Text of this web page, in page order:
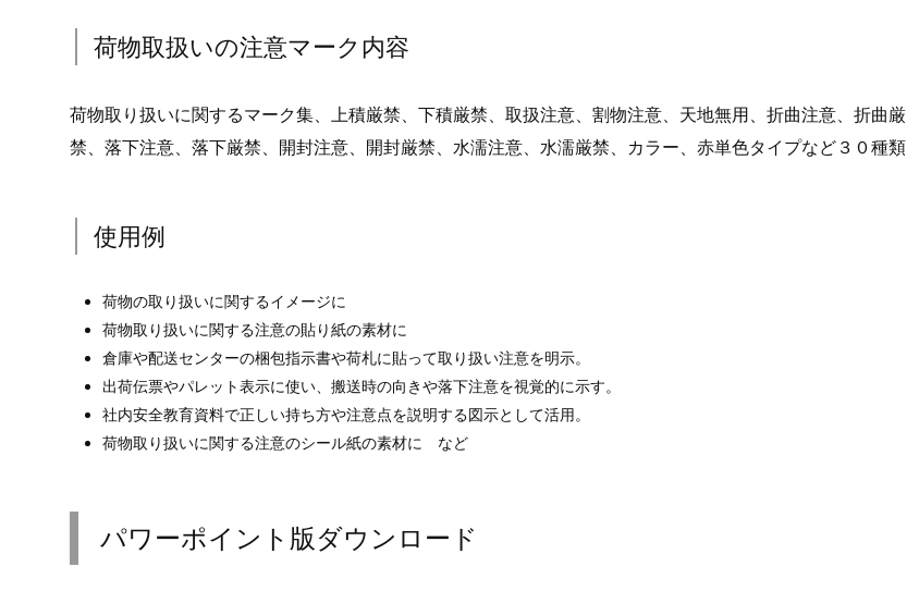
荷物取扱いの注意マーク内容
荷物取り扱いに関するマーク集、上積厳禁、下積厳禁、取扱注意、割物注意、天地無用、折曲注意、折曲厳
禁、落下注意、落下厳禁、開封注意、開封厳禁、水濡注意、水濡厳禁、カラー、赤単色タイプなど３０種類
使用例
荷物の取り扱いに関するイメージに
荷物取り扱いに関する注意の貼り紙の素材に
倉庫や配送センターの梱包指示書や荷札に貼って取り扱い注意を明示。
出荷伝票やパレット表示に使い、搬送時の向きや落下注意を視覚的に示す。
社内安全教育資料で正しい持ち方や注意点を説明する図示として活用。
荷物取り扱いに関する注意のシール紙の素材に など
パワーポイント版ダウンロード